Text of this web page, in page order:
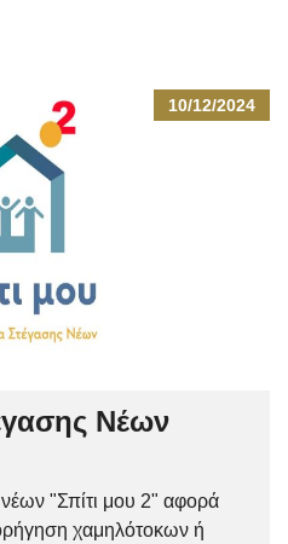
10/12/2024
Νέων
"Σπίτι μου 2" αφορά
χαμηλότοκων ή